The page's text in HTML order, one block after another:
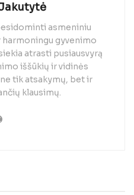
asmeniniu
gyvenimo
atrasti pusiausvyrą
iššūkių ir vidinės
tik atsakymų, bet ir
klausimų.